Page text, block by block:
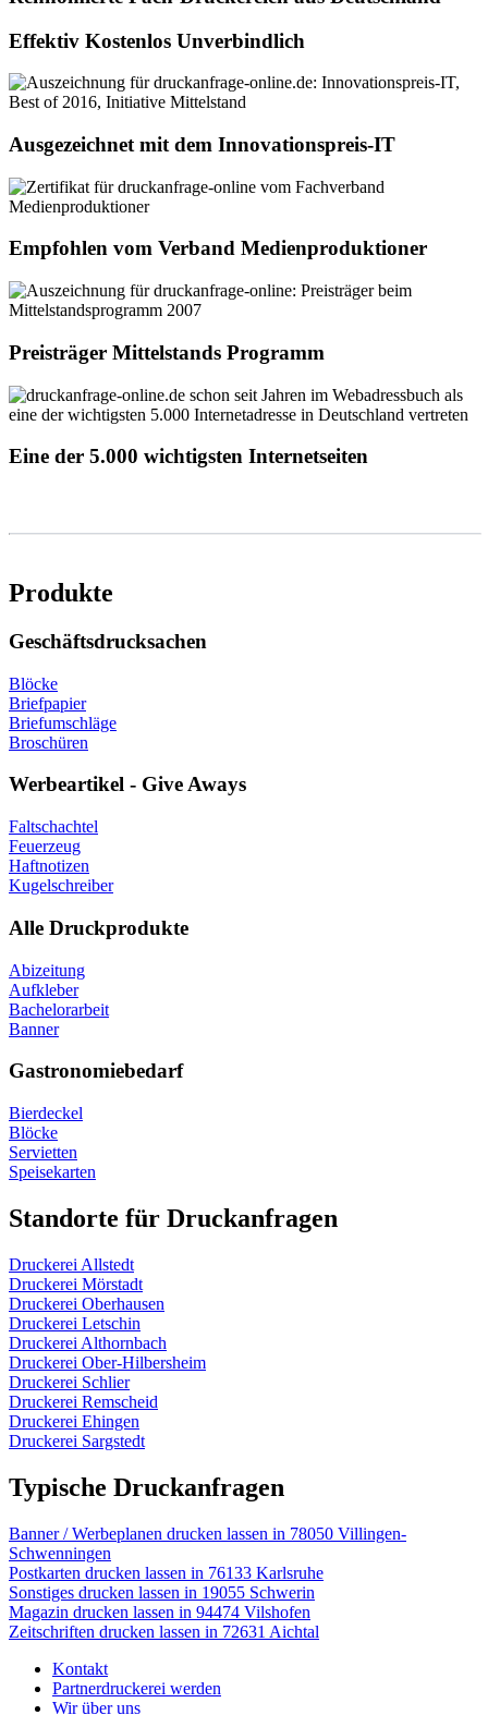
Effektiv Kostenlos Unverbindlich
Ausgezeichnet mit dem Innovationspreis-IT
Empfohlen vom Verband Medienproduktioner
Preisträger Mittelstands Programm
Eine der 5.000 wichtigsten Internetseiten
Produkte
Geschäftsdrucksachen
Blöcke
Briefpapier
Briefumschläge
Broschüren
Werbeartikel - Give Aways
Faltschachtel
Feuerzeug
Haftnotizen
Kugelschreiber
Alle Druckprodukte
Abizeitung
Aufkleber
Bachelorarbeit
Banner
Gastronomiebedarf
Bierdeckel
Blöcke
Servietten
Speisekarten
Standorte für Druckanfragen
Druckerei Allstedt
Druckerei Mörstadt
Druckerei Oberhausen
Druckerei Letschin
Druckerei Althornbach
Druckerei Ober-Hilbersheim
Druckerei Schlier
Druckerei Remscheid
Druckerei Ehingen
Druckerei Sargstedt
Typische Druckanfragen
Banner / Werbeplanen drucken lassen in 78050 Villingen-
Schwenningen
Postkarten drucken lassen in 76133 Karlsruhe
Sonstiges drucken lassen in 19055 Schwerin
Magazin drucken lassen in 94474 Vilshofen
Zeitschriften drucken lassen in 72631 Aichtal
Kontakt
Partnerdruckerei werden
Wir über uns